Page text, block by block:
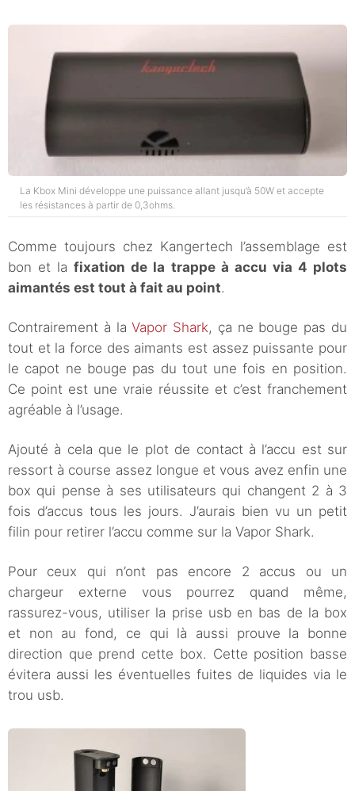
La Kbox Mini développe une puissance allant jusqu’à 50W et accepte
les résistances à partir de 0,3ohms.
Comme toujours chez Kangertech l’assemblage est
bon et lafixation de la trappe à accu via 4 plots
aimantés est tout à fait au point.
Contrairement à laVapor Shark, ça ne bouge pas du
tout et la force des aimants est assez puissante pour
le capot ne bouge pas du tout une fois en position.
Ce point est une vraie réussite et c’est franchement
agréable à l’usage.
Ajouté à cela que le plot de contact à l’accu est sur
ressort à course assez longue et vous avez enfin une
box qui pense à ses utilisateurs qui changent 2 à 3
fois d’accus tous les jours. J’aurais bien vu un petit
filin pour retirer l’accu comme sur la Vapor Shark.
Pour ceux qui n’ont pas encore 2 accus ou un
chargeur externe vous pourrez quand même,
rassurez-vous, utiliser la prise usb en bas de la box
et non au fond, ce qui là aussi prouve la bonne
direction que prend cette box. Cette position basse
évitera aussi les éventuelles fuites de liquides via le
trou usb.